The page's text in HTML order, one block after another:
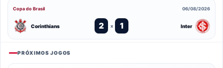
Copa do Brasil 06/08/2026
Corinthians 2 x 1 Inter
PRÓXIMOS JOGOS